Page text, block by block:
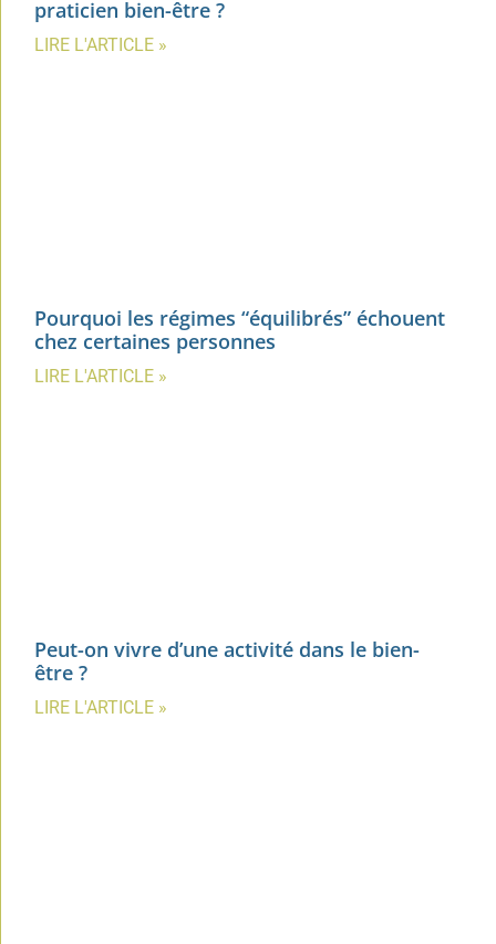
praticien bien-être ?
LIRE L'ARTICLE »
Pourquoi les régimes “équilibrés” échouent
chez certaines personnes
LIRE L'ARTICLE »
Peut-on vivre d’une activité dans le bien-
être ?
LIRE L'ARTICLE »